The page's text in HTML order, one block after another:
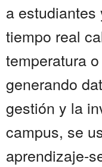
a estudiantes
tiempo real
temperatura
generando
gestión y la
campus, se
aprendizaje-